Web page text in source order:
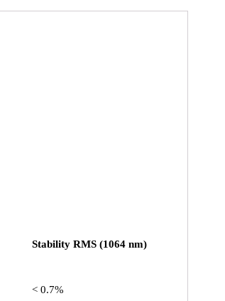
Stability RMS (1064 nm)
< 0.7%